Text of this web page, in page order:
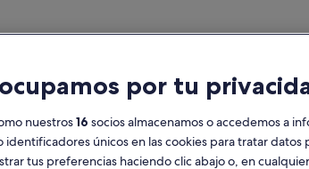
alquileres en la
en la playa: introduce
Fechas
por tu
nuestros16 socios almacenamos o accedemos a
únicos en las cookies para tratar datos
tus preferencias haciendo clic abajo o, en